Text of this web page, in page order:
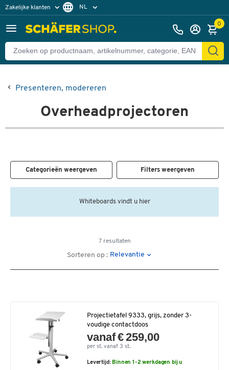
Zakelijke klanten
Particuliere klanten
NL
0
Presenteren, modereren
Overheadprojectoren
Categorieën weergeven Filters weergeven
Whiteboards vindt u hier
7 resultaten
Sorteren op : Relevantie
Projectietafel 9333, grijs, zonder 3-
voudige contactdoos
vanaf € 259,00
per st. vanaf 3 st.
Levertijd: Binnen 1-2 werkdagen bij u